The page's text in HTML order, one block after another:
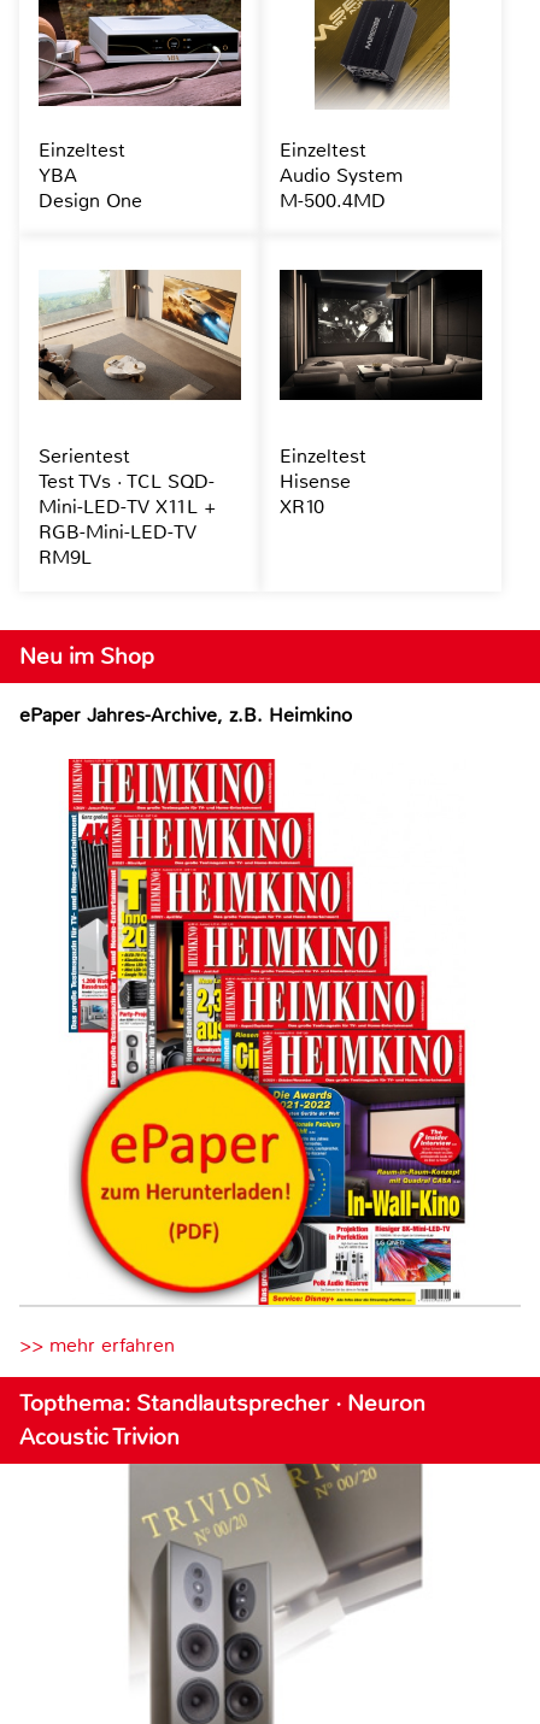
Neu im Shop
ePaper Jahres-Archive, z.B. Heimkino
>> mehr erfahren
Topthema: Standlautsprecher · Neuron
Acoustic Trivion
Einzeltest
YBA
Design One
Einzeltest
Audio System
M-500.4MD
Serientest
Test TVs · TCL SQD-
Mini-LED-TV X11L +
RGB-Mini-LED-TV
RM9L
Einzeltest
Hisense
XR10